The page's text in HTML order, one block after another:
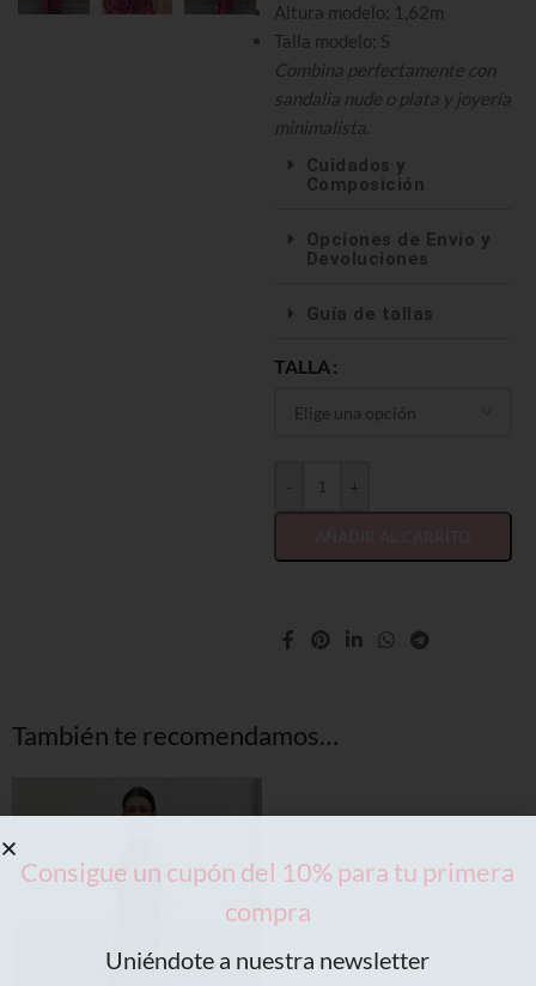
Altura modelo: 1,62m
Talla modelo: S
Combina perfectamente con
sandalia nude o plata y joyería
minimalista.
Cuidados y
Composición
Opciones de Envío y
Devoluciones
Guía de tallas
TALLA
+
También te recomendamos…
Consigue un cupón del 10% para tu primera
compra
Uniéndote a nuestra newsletter